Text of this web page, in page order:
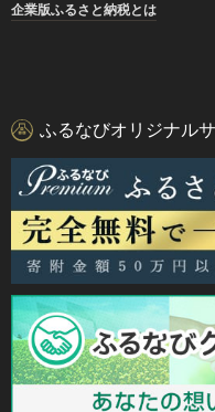
企業版ふるさと納税とは
ふるなびオリジナル